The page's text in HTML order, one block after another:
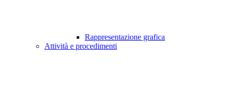
Rappresentazione grafica
Attività e procedimenti